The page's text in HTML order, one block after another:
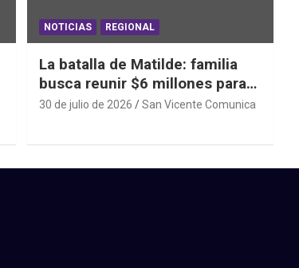
NOTICIAS REGIONAL
La batalla de Matilde: familia
busca reunir $6 millones para
una cirugía que no puede
30 de julio de 2026 San Vicente Comunica